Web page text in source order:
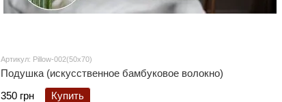
Артикул: Pillow-002(50x70)
Подушка (искусственное бамбуковое волокно)
350 грн
Купить